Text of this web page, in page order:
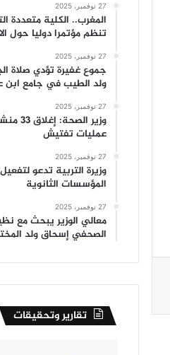
27 نوفمبر، 2025
المغرب.. الكلية متعددة
تنظم مؤتمرا دوليا حول
27 نوفمبر، 2025
جموع غفيرة تؤدي صلاة
ولد الطيب في جامع ابن
27 نوفمبر، 2025
وزير
عمليات تفتيش
27 نوفمبر، 2025
وزيرة التربية تدعو
المؤسسات الثانوية
27 نوفمبر، 2025
معالي الوزير يبحث مع
الصحفي إسحاق ولد
تقارير وتحقيقات